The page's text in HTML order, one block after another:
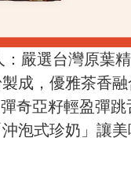
嚴選台灣原葉
成，優雅茶香
奇亞籽輕盈彈
泡式珍奶」讓